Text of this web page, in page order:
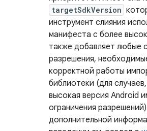
targetSdkVersion
инструмент слияния
манифеста с более
также добавляет любые
разрешения,
корректной работы
библиотеки (для
высокая версия Android
ограничения
дополнительной